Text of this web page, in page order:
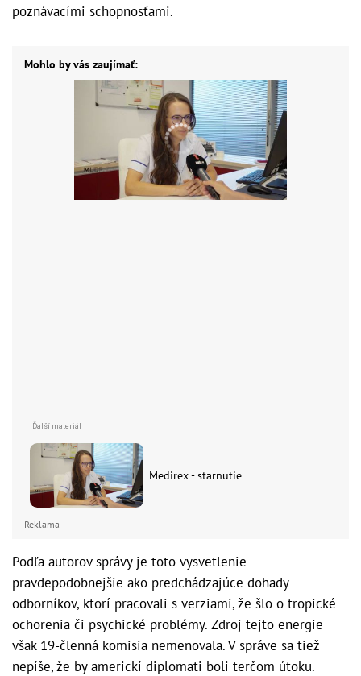
poznávacími schopnosťami.
Mohlo by vás zaujímať:
Medirex - starnutie
Reklama
Podľa autorov správy je toto vysvetlenie
pravdepodobnejšie ako predchádzajúce dohady
odborníkov, ktorí pracovali s verziami, že šlo o tropické
ochorenia či psychické problémy. Zdroj tejto energie
však 19-členná komisia nemenovala. V správe sa tiež
nepíše, že by americkí diplomati boli terčom útoku.